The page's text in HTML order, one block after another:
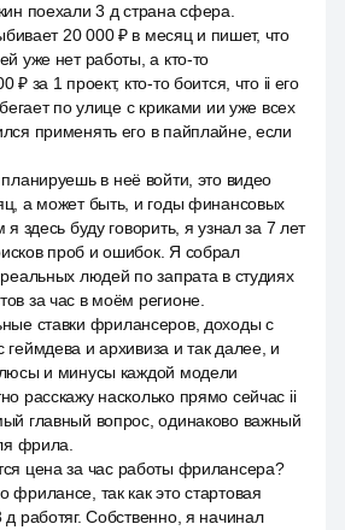
поехали 3 д страна сфера.
20 000 ₽ в месяц и пишет, что
уже нет работы, а кто-то
₽ за 1 проект, кто-то боится, что ii его
по улице с криками ии уже всех
применять его в пайплайне, если
в неё войти, это видео
а может быть, и годы финансовых
здесь буду говорить, я узнал за 7 лет
проб и ошибок. Я собрал
людей по запрата в студиях
за час в моём регионе.
ставки фрилансеров, доходы с
и архивиза и так далее, и
и минусы каждой модели
расскажу насколько прямо сейчас ii
главный вопрос, одинаково важный
фрила.
цена за час работы фрилансера?
фрилансе, так как это стартовая
д работяг. Собственно, я начинал